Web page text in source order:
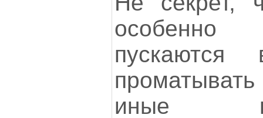
особенно
иные